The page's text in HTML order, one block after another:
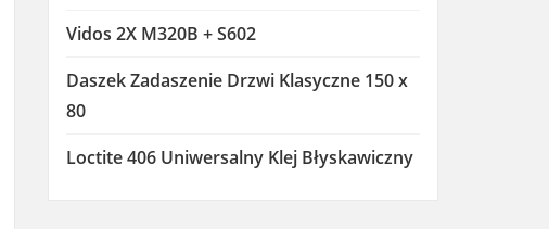
Vidos 2X M320B + S602
Daszek Zadaszenie Drzwi Klasyczne 150 x
80
Loctite 406 Uniwersalny Klej Błyskawiczny